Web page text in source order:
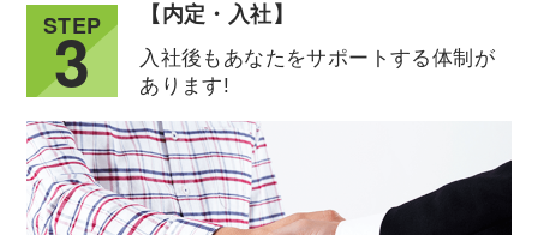
STEP
3 【内定・入社】
入社後もあなたをサポートする体制が
あります!